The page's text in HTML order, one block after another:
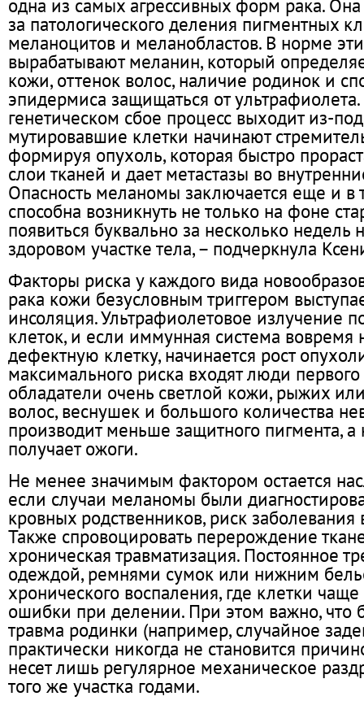
одна из самых агрессивных форм рака.
за патологического деления пигментных
меланоцитов и меланобластов. В норме
вырабатывают меланин, который
кожи, оттенок волос, наличие родинок и
эпидермиса защищаться от
генетическом сбое процесс выходит из-
мутировавшие клетки начинают
формируя опухоль, которая быстро
слои тканей и дает метастазы во
Опасность меланомы заключается еще и в
способна возникнуть не только на фоне
появиться буквально за несколько недель
здоровом участке тела, – подчеркнула
Факторы риска у каждого вида
рака кожи безусловным триггером
инсоляция. Ультрафиолетовое излучение
клеток, и если иммунная система вовремя
дефектную клетку, начинается рост
максимального риска входят люди
обладатели очень светлой кожи, рыжих
волос, веснушек и большого количества
производит меньше защитного пигмента,
получает ожоги.
Не менее значимым фактором остается
если случаи меланомы были
кровных родственников, риск заболевания
Также спровоцировать перерождение
хроническая травматизация. Постоянное
одеждой, ремнями сумок или нижним
хронического воспаления, где клетки
ошибки при делении. При этом важно, что
травма родинки (например, случайное
практически никогда не становится
несет лишь регулярное механическое
того же участка годами.